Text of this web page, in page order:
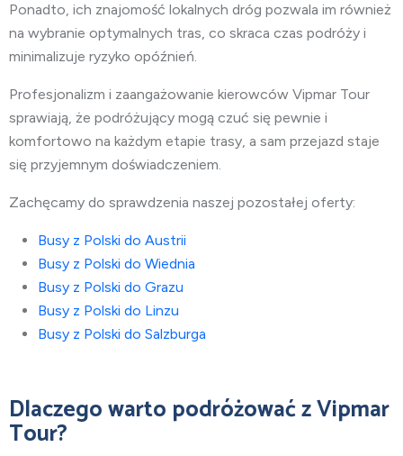
Ponadto, ich znajomość lokalnych dróg pozwala im również
na wybranie optymalnych tras, co skraca czas podróży i
minimalizuje ryzyko opóźnień.
Profesjonalizm i zaangażowanie kierowców Vipmar Tour
sprawiają, że podróżujący mogą czuć się pewnie i
komfortowo na każdym etapie trasy, a sam przejazd staje
się przyjemnym doświadczeniem.
Zachęcamy do sprawdzenia naszej pozostałej oferty:
Busy z Polski do Austrii
Busy z Polski do Wiednia
Busy z Polski do Grazu
Busy z Polski do Linzu
Busy z Polski do Salzburga
Dlaczego warto podróżować z Vipmar
Tour?